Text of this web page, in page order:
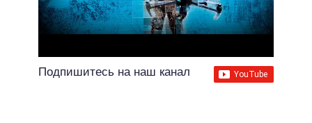
Подпишитесь на наш канал